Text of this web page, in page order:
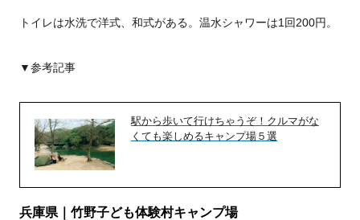
トイレは水洗で洋式、和式がある。温水シャワーは1回200円。
▼参考記事
駅から歩いて行けちゃうぞ！クルマがな
くても楽しめるキャンプ場５選
兵庫県｜竹野子ども体験村キャンプ場